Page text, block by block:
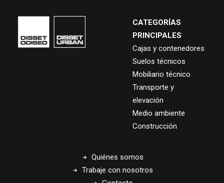
CATEGORÍAS
PRINCIPALES
Cajas y contenedores
Suelos técnicos
Mobiliario técnico
Transporte y
elevación
Medio ambiente
Construcción
Quiénes somos
Trabaje con nosotros